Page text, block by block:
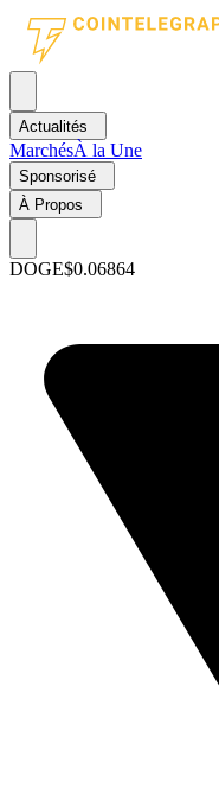
Actualités
MarchésÀ la Une
Sponsorisé
À Propos
DOGE$0.06864